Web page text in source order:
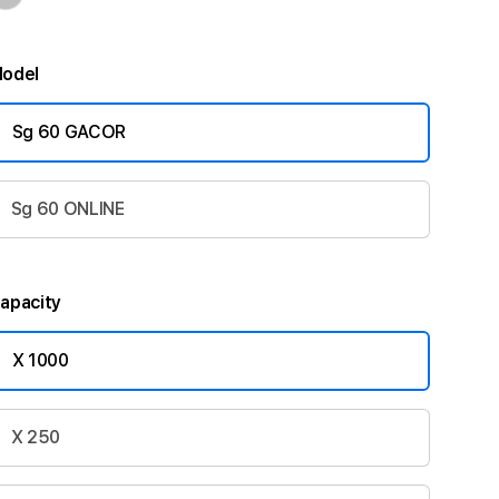
Sg 60 GACOR
Sg 60 ONLINE
X 1000
X 250